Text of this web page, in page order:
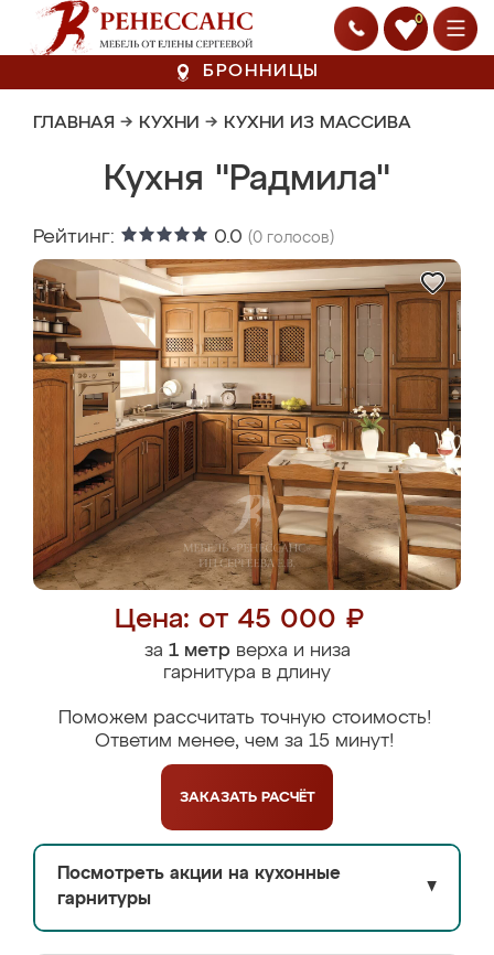
0
БРОННИЦЫ
ГЛАВНАЯ → КУХНИ → КУХНИ ИЗ МАССИВА
Кухня "Радмила"
Рейтинг: 0.0 (0 голосов)
Цена: от 45 000 ₽
за 1 метрверха и низа
гарнитура в длину
Поможем рассчитать точную стоимость!
Ответим менее, чем за 15 минут!
ЗАКАЗАТЬ РАСЧЁТ
Посмотреть акции на кухонные
гарнитуры
▼